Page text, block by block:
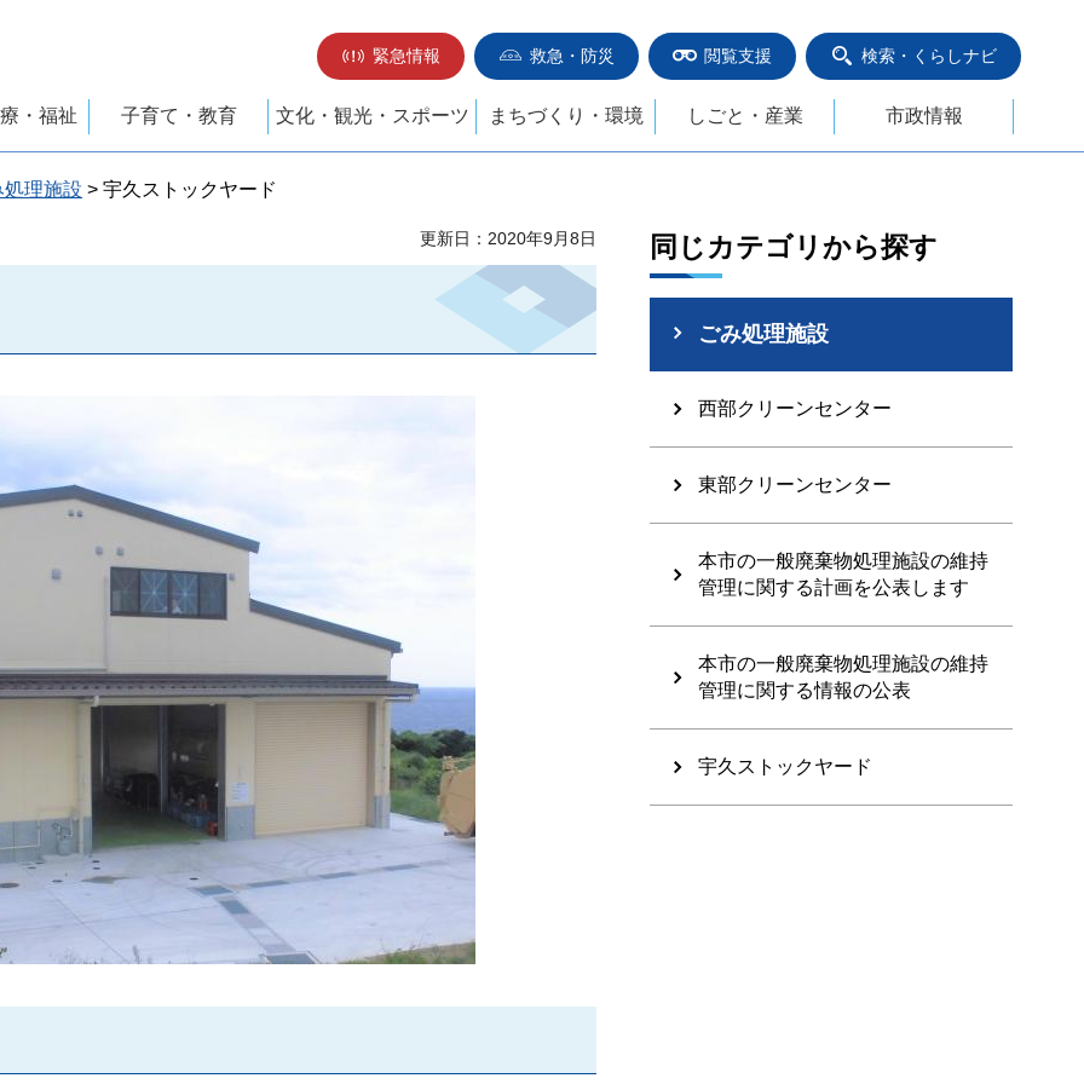
緊急情報 救急・防災 閲覧支援 検索・くらしナビ
・福祉 子育て・教育 文化・観光・スポーツ まちづくり・環境 しごと・産業 市政情報
処理施設 > 宇久ストックヤード
更新日：2020年9月8日 同じカテゴリから探す
ごみ処理施設
西部クリーンセンター
東部クリーンセンター
本市の一般廃棄物処理施設の維持
管理に関する計画を公表します
本市の一般廃棄物処理施設の維持
管理に関する情報の公表
宇久ストックヤード